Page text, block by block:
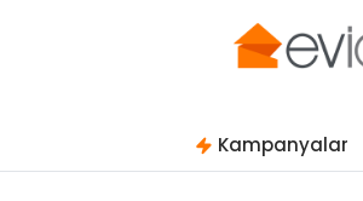
Kampanyalar